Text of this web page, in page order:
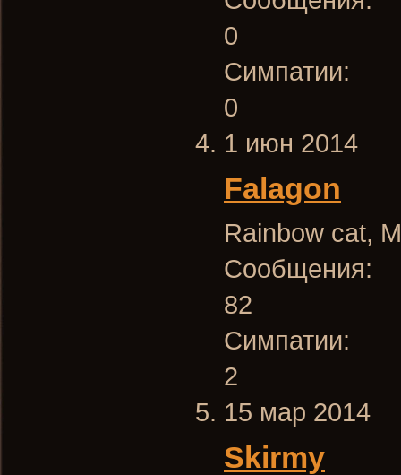
0
Симпатии:
0
1 июн 2014
Falagon
Rainbow cat,
Сообщения:
82
Симпатии:
2
15 мар 2014
Skirmy